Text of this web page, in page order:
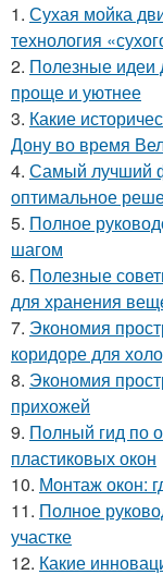
1. Сухая мойка
технология
2. Полезные идеи
проще и уютнее
3. Какие
Дону во время
4. Самый лучший
оптимальное
5. Полное
шагом
6. Полезные
для хранения
7. Экономия
коридоре для
8. Экономия
прихожей
9. Полный гид по
пластиковых окон
10. Монтаж окон:
11. Полное
участке
12. Какие